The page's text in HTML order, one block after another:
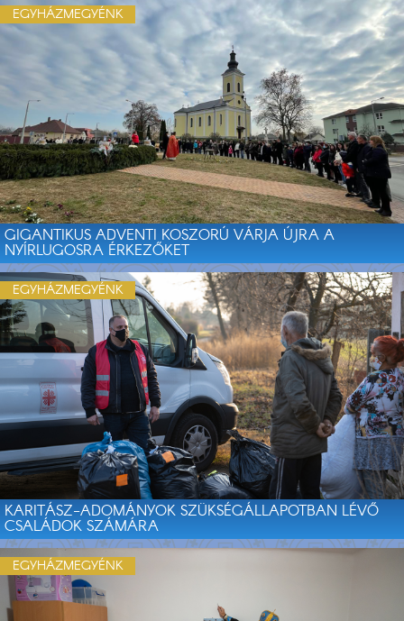
GIGANTIKUS ADVENTI KOSZORÚ VÁRJA ÚJRA A
NYÍRLUGOSRA ÉRKEZŐKET
EGYHÁZMEGYÉNK
KARITÁSZ-ADOMÁNYOK SZÜKSÉGÁLLAPOTBAN LÉVŐ
CSALÁDOK SZÁMÁRA
EGYHÁZMEGYÉNK
EGYHÁZMEGYÉNK